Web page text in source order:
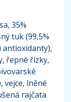
35%
tuk (99,5%
řepné řízky,
vejce, lněné
rajčata